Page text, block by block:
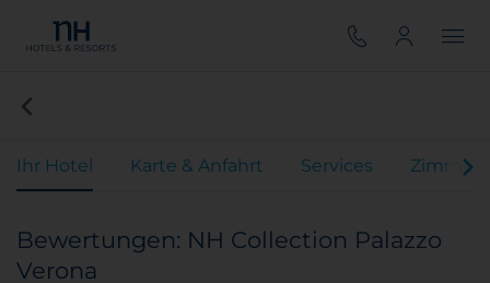
Ihr Hotel Karte & Anfahrt Services Zimmer
Bewertungen: NH Collection Palazzo
Verona